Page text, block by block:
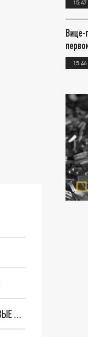
"ОЧЕНЬ ПЛОХИЕ НОВОСТИ": БОЛЬШАЯ ОШИБКА PALANTIR В РОССИИ. СТРАНЫ НАТО ВПЕРВЫЕ ЗА СВО ОСТАНОВИЛИ ПОСТАВКИ ОРУЖИЯ. ВСУ ТЕРЯЮТ ПРИГРАНИЧЬЕ?
15:47
Вице-
15:46